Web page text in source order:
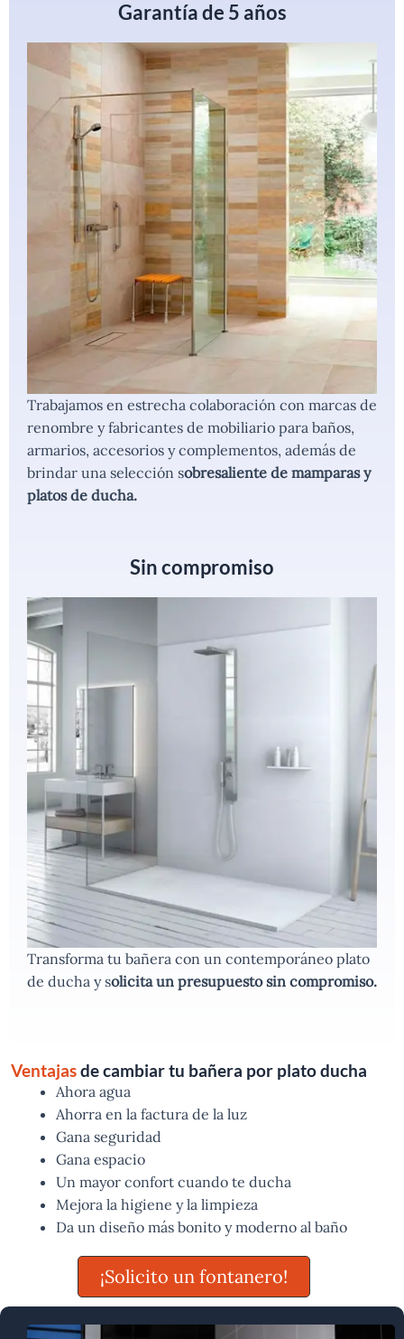
Garantía de 5 años
Trabajamos en estrecha colaboración con marcas de
renombre y fabricantes de mobiliario para baños,
armarios, accesorios y complementos, además de
brindar una selección sobresaliente de mamparas y
platos de ducha.
Sin compromiso
Transforma tu bañera con un contemporáneo plato
de ducha y solicita un presupuesto sin compromiso.
Ventajasde cambiar tu bañera por plato ducha
Ahora agua
Ahorra en la factura de la luz
Gana seguridad
Gana espacio
Un mayor confort cuando te ducha
Mejora la higiene y la limpieza
Da un diseño más bonito y moderno al baño
¡Solicito un fontanero!